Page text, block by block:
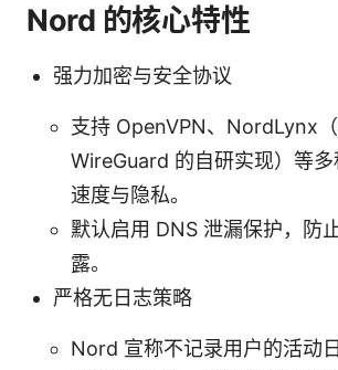
Nord 的核心特性
强力加密与安全协议
支持 OpenVPN、NordLynx
WireGuard 的自研实现）等
速度与隐私。
默认启用 DNS 泄漏保护，防
露。
严格无日志策略
Nord 宣称不记录用户的活动